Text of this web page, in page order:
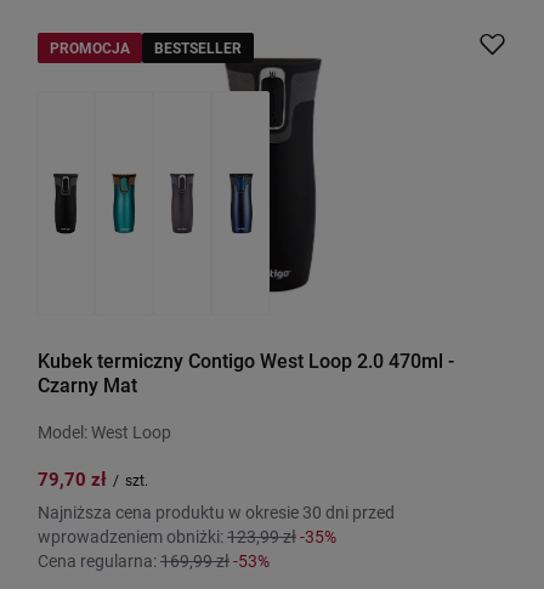
PROMOCJA BESTSELLER
Kubek termiczny Contigo West Loop 2.0 470ml -
Czarny Mat
Model: West Loop
79,70 zł / szt.
Najniższa cena produktu w okresie 30 dni przed
wprowadzeniem obniżki:123,99 zł-35%
Cena regularna:169,99 zł-53%